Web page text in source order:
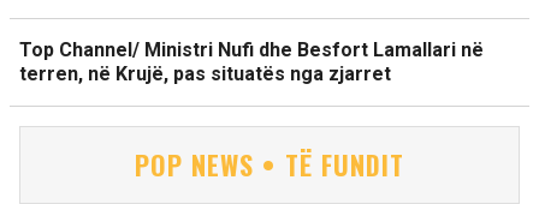
Top Channel/ Ministri Nufi dhe Besfort Lamallari në
terren, në Krujë, pas situatës nga zjarret
POP NEWS • TË FUNDIT